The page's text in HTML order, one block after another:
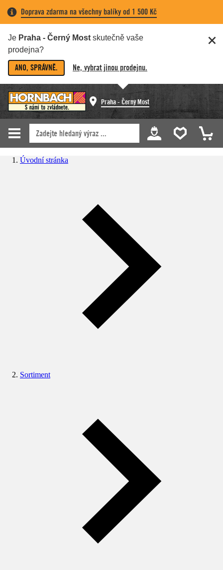
Doprava zdarma na všechny balíky od 1 500 Kč
Je Praha - Černý Most skutečně vaše
prodejna?
ANO, SPRÁVNĚ. Ne, vybrat jinou prodejnu.
Praha - Černý Most
Úvodní stránka
Sortiment